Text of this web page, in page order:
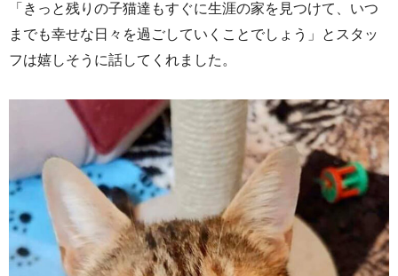
「きっと残りの子猫達もすぐに生涯の家を見つけて、いつ
までも幸せな日々を過ごしていくことでしょう」とスタッ
フは嬉しそうに話してくれました。